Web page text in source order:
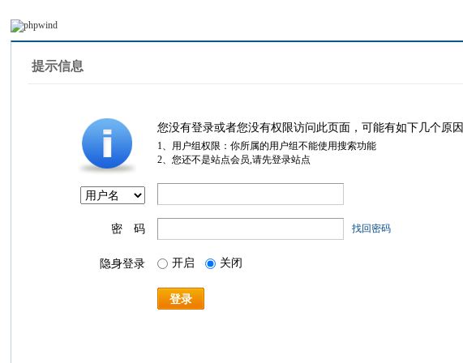
提示信息
您没有登录或者您没有权限访问此页面，可能有如下几个原因
1、用户组权限：你所属的用户组不能使用搜索功能
2、您还不是站点会员,请先登录站点
密 码 找回密码
隐身登录 开启 关闭
登录